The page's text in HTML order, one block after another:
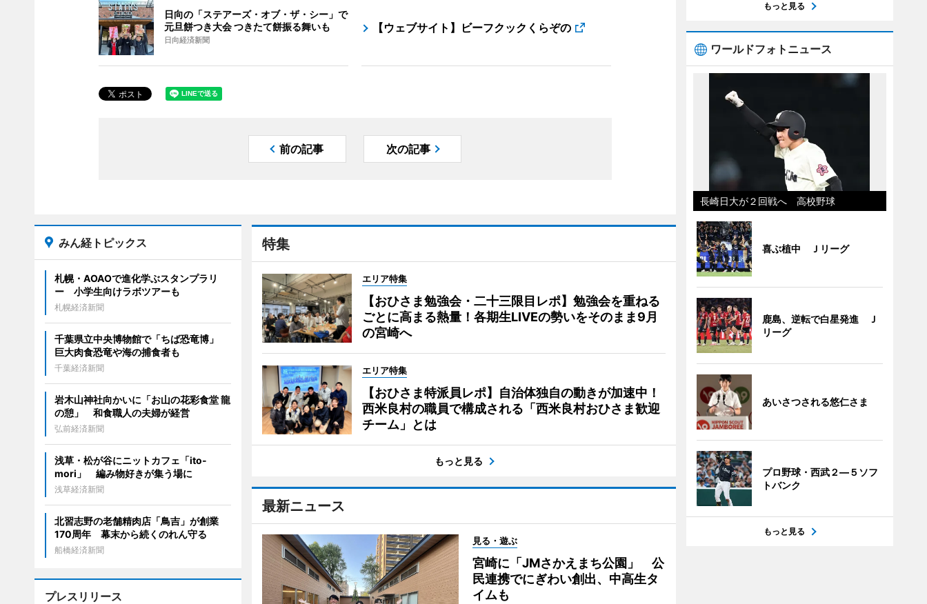
日向の「ステアーズ・オブ・ザ・シー」で
元旦餅つき大会 つきたて餅振る舞いも
日向経済新聞
【ウェブサイト】ビーフクックくらぞの
前の記事 次の記事
特集
エリア特集
【おひさま勉強会・二十三限目レポ】勉強会を重ねる
ごとに高まる熱量！各期生LIVEの勢いをそのまま9月
の宮崎へ
エリア特集
【おひさま特派員レポ】自治体独自の動きが加速中！
西米良村の職員で構成される「西米良村おひさま歓迎
チーム」とは
もっと見る
最新ニュース
見る・遊ぶ
宮崎に「JMさかえまち公園」 公
民連携でにぎわい創出、中高生タ
イムも
みん経トピックス
札幌・AOAOで進化学ぶスタンプラリ
ー 小学生向けラボツアーも
札幌経済新聞
千葉県立中央博物館で「ちば恐竜博」
巨大肉食恐竜や海の捕食者も
千葉経済新聞
岩木山神社向かいに「お山の花彩食堂 龍
の憩」 和食職人の夫婦が経営
弘前経済新聞
浅草・松が谷にニットカフェ「ito-
mori」 編み物好きが集う場に
浅草経済新聞
北習志野の老舗精肉店「鳥吉」が創業
170周年 幕末から続くのれん守る
船橋経済新聞
プレスリリース
もっと見る
ワールドフォトニュース
長崎日大が２回戦へ 高校野球
喜ぶ植中 Ｊリーグ
鹿島、逆転で白星発進 Ｊ
リーグ
あいさつされる悠仁さま
プロ野球・西武２―５ソフ
トバンク
もっと見る